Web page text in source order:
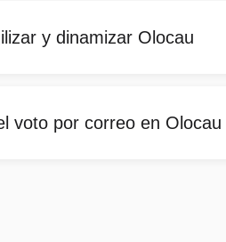
y dinamizar Olocau
voto por correo en Olocau